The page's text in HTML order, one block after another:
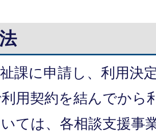
課に申請し、利用決
用契約を結んでから
ては、各相談支援事